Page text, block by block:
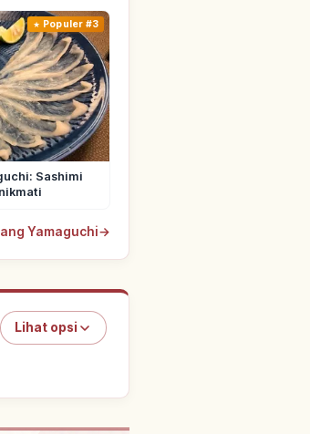
Populer #3
Sashimi
Yamaguchi→
Lihat opsi